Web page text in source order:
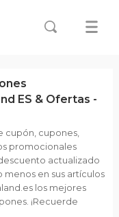
ES & Ofertas -
cupón, cupones,
promocionales
actualizado
menos en sus artículos
los mejores
¡Recuerde